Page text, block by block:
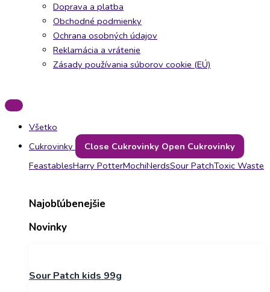
Doprava a platba
Obchodné podmienky
Ochrana osobných údajov
Reklamácia a vrátenie
Zásady používania súborov cookie (EÚ)
Všetko
Cukrovinky
Close Cukrovinky Open Cukrovinky
FeastablesHarry PotterMochiNerdsSour PatchToxic Waste
Najobľúbenejšie
Novinky
Sour Patch kids 99g